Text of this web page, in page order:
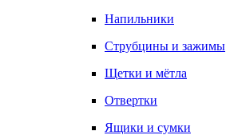
Напильники
Струбцины и зажимы
Щетки и мётла
Отвертки
Ящики и сумки